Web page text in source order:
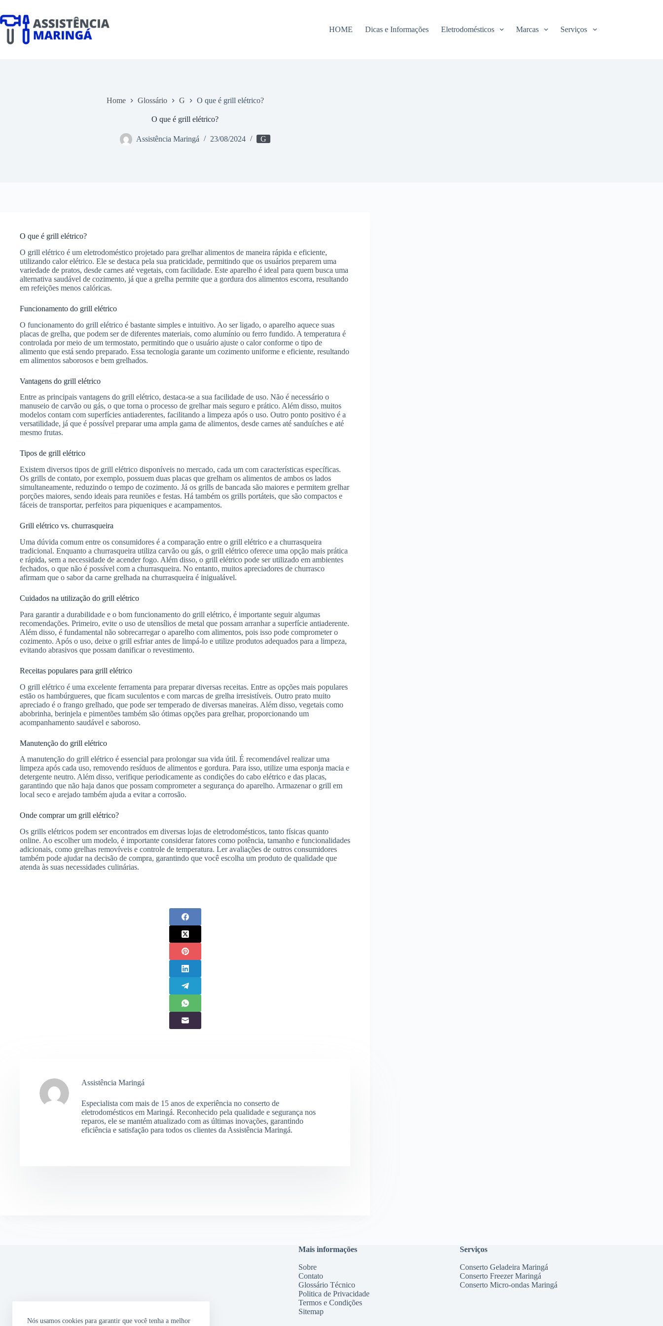
o
conteúdo
Nós usamos cookies para garantir que você tenha a melhor
HOME Dicas e Informações Eletrodomésticos Marcas Serviços
Home Glossário G O que é grill elétrico?
O que é grill elétrico?
Assistência Maringá 23/08/2024 G
O que é grill elétrico?
O grill elétrico é um eletrodoméstico projetado para grelhar alimentos de maneira rápida e eficiente,
utilizando calor elétrico. Ele se destaca pela sua praticidade, permitindo que os usuários preparem uma
variedade de pratos, desde carnes até vegetais, com facilidade. Este aparelho é ideal para quem busca uma
alternativa saudável de cozimento, já que a grelha permite que a gordura dos alimentos escorra, resultando
em refeições menos calóricas.
Funcionamento do grill elétrico
O funcionamento do grill elétrico é bastante simples e intuitivo. Ao ser ligado, o aparelho aquece suas
placas de grelha, que podem ser de diferentes materiais, como alumínio ou ferro fundido. A temperatura é
controlada por meio de um termostato, permitindo que o usuário ajuste o calor conforme o tipo de
alimento que está sendo preparado. Essa tecnologia garante um cozimento uniforme e eficiente, resultando
em alimentos saborosos e bem grelhados.
Vantagens do grill elétrico
Entre as principais vantagens do grill elétrico, destaca-se a sua facilidade de uso. Não é necessário o
manuseio de carvão ou gás, o que torna o processo de grelhar mais seguro e prático. Além disso, muitos
modelos contam com superfícies antiaderentes, facilitando a limpeza após o uso. Outro ponto positivo é a
versatilidade, já que é possível preparar uma ampla gama de alimentos, desde carnes até sanduíches e até
mesmo frutas.
Tipos de grill elétrico
Existem diversos tipos de grill elétrico disponíveis no mercado, cada um com características específicas.
Os grills de contato, por exemplo, possuem duas placas que grelham os alimentos de ambos os lados
simultaneamente, reduzindo o tempo de cozimento. Já os grills de bancada são maiores e permitem grelhar
porções maiores, sendo ideais para reuniões e festas. Há também os grills portáteis, que são compactos e
fáceis de transportar, perfeitos para piqueniques e acampamentos.
Grill elétrico vs. churrasqueira
Uma dúvida comum entre os consumidores é a comparação entre o grill elétrico e a churrasqueira
tradicional. Enquanto a churrasqueira utiliza carvão ou gás, o grill elétrico oferece uma opção mais prática
e rápida, sem a necessidade de acender fogo. Além disso, o grill elétrico pode ser utilizado em ambientes
fechados, o que não é possível com a churrasqueira. No entanto, muitos apreciadores de churrasco
afirmam que o sabor da carne grelhada na churrasqueira é inigualável.
Cuidados na utilização do grill elétrico
Para garantir a durabilidade e o bom funcionamento do grill elétrico, é importante seguir algumas
recomendações. Primeiro, evite o uso de utensílios de metal que possam arranhar a superfície antiaderente.
Além disso, é fundamental não sobrecarregar o aparelho com alimentos, pois isso pode comprometer o
cozimento. Após o uso, deixe o grill esfriar antes de limpá-lo e utilize produtos adequados para a limpeza,
evitando abrasivos que possam danificar o revestimento.
Receitas populares para grill elétrico
O grill elétrico é uma excelente ferramenta para preparar diversas receitas. Entre as opções mais populares
estão os hambúrgueres, que ficam suculentos e com marcas de grelha irresistíveis. Outro prato muito
apreciado é o frango grelhado, que pode ser temperado de diversas maneiras. Além disso, vegetais como
abobrinha, berinjela e pimentões também são ótimas opções para grelhar, proporcionando um
acompanhamento saudável e saboroso.
Manutenção do grill elétrico
A manutenção do grill elétrico é essencial para prolongar sua vida útil. É recomendável realizar uma
limpeza após cada uso, removendo resíduos de alimentos e gordura. Para isso, utilize uma esponja macia e
detergente neutro. Além disso, verifique periodicamente as condições do cabo elétrico e das placas,
garantindo que não haja danos que possam comprometer a segurança do aparelho. Armazenar o grill em
local seco e arejado também ajuda a evitar a corrosão.
Onde comprar um grill elétrico?
Os grills elétricos podem ser encontrados em diversas lojas de eletrodomésticos, tanto físicas quanto
online. Ao escolher um modelo, é importante considerar fatores como potência, tamanho e funcionalidades
adicionais, como grelhas removíveis e controle de temperatura. Ler avaliações de outros consumidores
também pode ajudar na decisão de compra, garantindo que você escolha um produto de qualidade que
atenda às suas necessidades culinárias.
Assistência Maringá
Especialista com mais de 15 anos de experiência no conserto de
eletrodomésticos em Maringá. Reconhecido pela qualidade e segurança nos
reparos, ele se mantém atualizado com as últimas inovações, garantindo
eficiência e satisfação para todos os clientes da Assistência Maringá.
Mais informações
Sobre
Contato
Glossário Técnico
Politica de Privacidade
Termos e Condições
Sitemap
Serviços
Conserto Geladeira Maringá
Conserto Freezer Maringá
Conserto Micro-ondas Maringá